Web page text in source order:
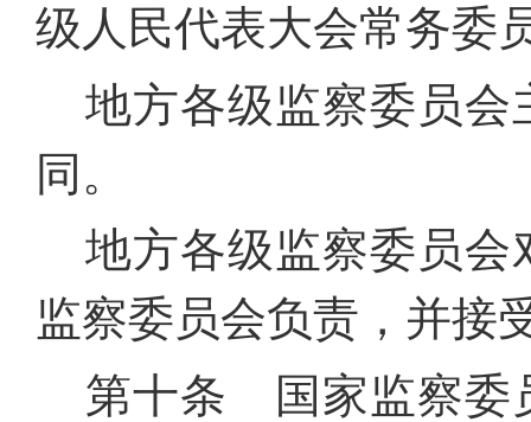
级人民代表大会常务委
地方各级监察委员
同。
地方各级监察委员
监察委员会负责，并接
第十条 国家监察委